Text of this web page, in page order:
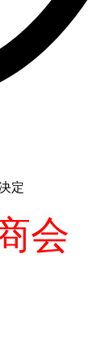
定
会